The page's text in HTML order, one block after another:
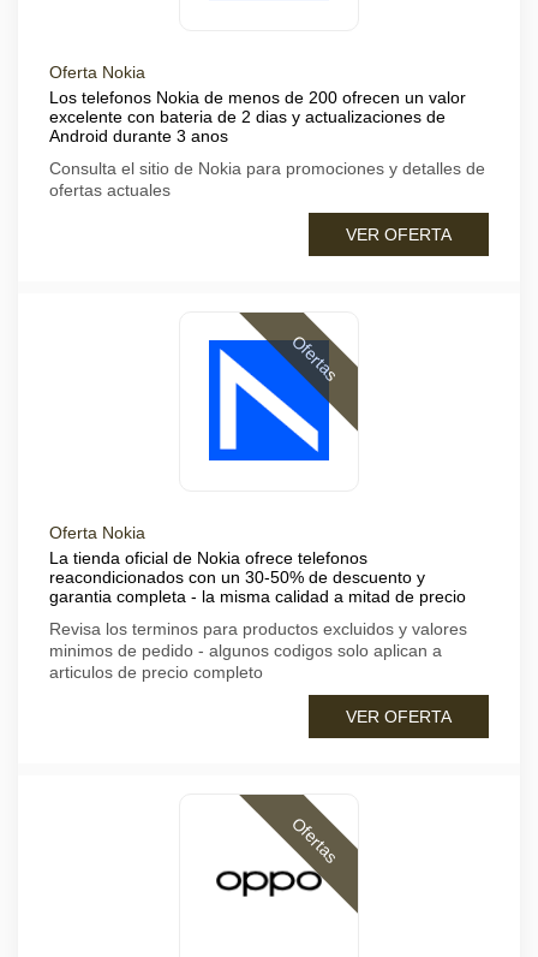
Oferta Nokia
Los telefonos Nokia de menos de 200 ofrecen un valor
excelente con bateria de 2 dias y actualizaciones de
Android durante 3 anos
Consulta el sitio de Nokia para promociones y detalles de
ofertas actuales
VER OFERTA
Ofertas
Oferta Nokia
La tienda oficial de Nokia ofrece telefonos
reacondicionados con un 30-50% de descuento y
garantia completa - la misma calidad a mitad de precio
Revisa los terminos para productos excluidos y valores
minimos de pedido - algunos codigos solo aplican a
articulos de precio completo
VER OFERTA
Ofertas